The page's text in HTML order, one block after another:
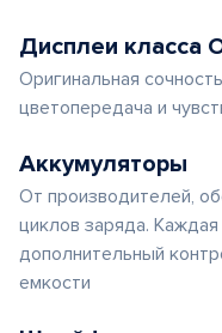
Дисплеи класса
Оригинальная
цветопередача и
Аккумуляторы
От производителей,
циклов заряда.
дополнительный
емкости